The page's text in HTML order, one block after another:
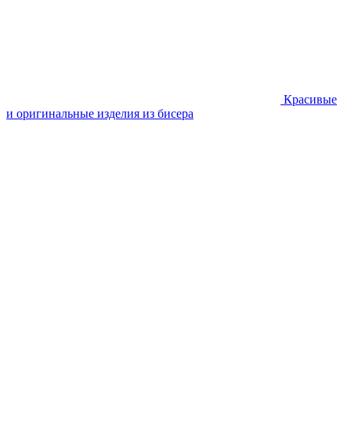
Красивые
и оригинальные изделия из бисера